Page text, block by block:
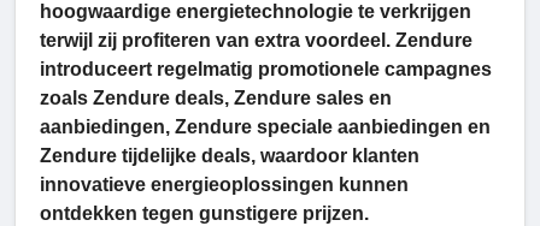
hoogwaardige energietechnologie te verkrijgen
terwijl zij profiteren van extra voordeel. Zendure
introduceert regelmatig promotionele campagnes
zoals Zendure deals, Zendure sales en
aanbiedingen, Zendure speciale aanbiedingen en
Zendure tijdelijke deals, waardoor klanten
innovatieve energieoplossingen kunnen
ontdekken tegen gunstigere prijzen.